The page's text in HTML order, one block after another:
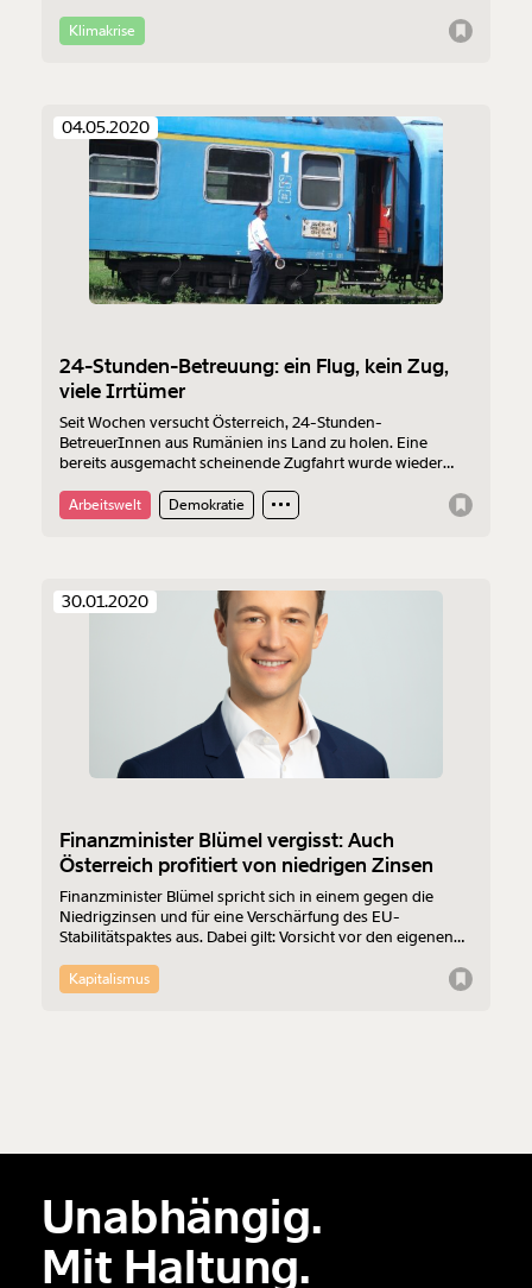
Klimakrise
04.05.2020
24-Stunden-Betreuung: ein Flug, kein Zug,
viele Irrtümer
Seit Wochen versucht Österreich, 24-Stunden-
BetreuerInnen aus Rumänien ins Land zu holen. Eine
bereits ausgemacht scheinende Zugfahrt wurde wieder
die BetreuerInnen pflegebedürftiger Menschen
einzufliegen. Was läuft da schief zwischen Österreich und
Arbeitswelt Demokratie
30.01.2020
Finanzminister Blümel vergisst: Auch
Österreich profitiert von niedrigen Zinsen
Finanzminister Blümel spricht sich in einem gegen die
Niedrigzinsen und für eine Verschärfung des EU-
Stabilitätspaktes aus. Dabei gilt: Vorsicht vor den eigenen
wir auf unsere Staatsschulden den 2007 gezahlten Zinssatz
aufwenden müssten?
Kapitalismus
Unabhängig.
Mit Haltung.